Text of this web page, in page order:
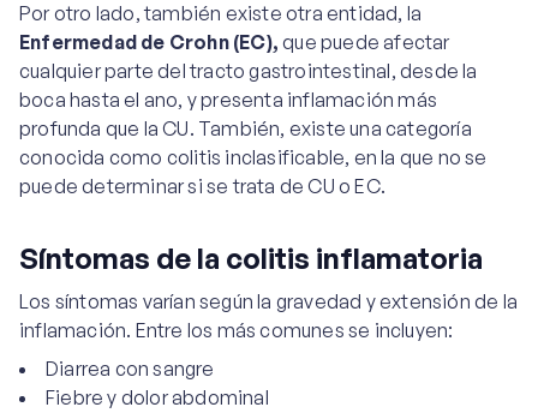
Por otro lado, también existe otra entidad, la
Enfermedad de Crohn (EC), que puede afectar
cualquier parte del tracto gastrointestinal, desde la
boca hasta el ano, y presenta inflamación más
profunda que la CU. También, existe una categoría
conocida como colitis inclasificable, en la que no se
puede determinar si se trata de CU o EC.
Síntomas de la colitis inflamatoria
Los síntomas varían según la gravedad y extensión de la
inflamación. Entre los más comunes se incluyen:
Diarrea con sangre
Fiebre y dolor abdominal